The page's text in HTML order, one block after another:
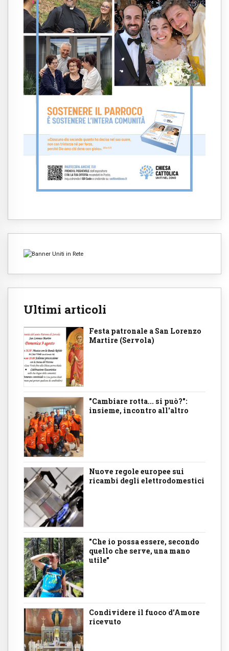
Ultimi articoli
Festa patronale a San Lorenzo
Martire (Servola)
"Cambiare rotta... si può?":
insieme, incontro all'altro
Nuove regole europee sui
ricambi degli elettrodomestici
"Che io possa essere, secondo
quello che serve, una mano
utile"
Condividere il fuoco d’Amore
ricevuto